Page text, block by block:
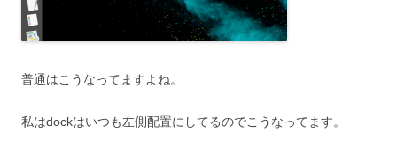
普通はこうなってますよね。
私はdockはいつも左側配置にしてるのでこうなってます。